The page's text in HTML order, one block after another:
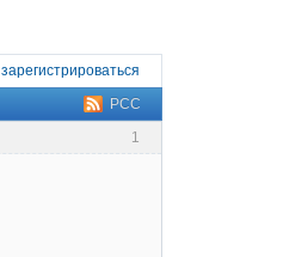
зарегистрироваться
РСС
1